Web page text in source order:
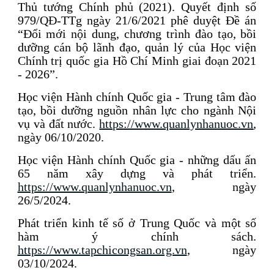
Thủ tướng Chính phủ (2021). Quyết định số
979/QĐ-TTg ngày 21/6/2021 phê duyệt Đề án
“Đổi mới nội dung, chương trình đào tạo, bồi
dưỡng cán bộ lãnh đạo, quản lý của Học viện
Chính trị quốc gia Hồ Chí Minh giai đoạn 2021
- 2026”.
Học viện Hành chính Quốc gia - Trung tâm đào
tạo, bồi dưỡng nguồn nhân lực cho ngành Nội
vụ và đất nước.https://www.quanlynhanuoc.vn,
ngày 06/10/2020.
Học viện Hành chính Quốc gia - những dấu ấn
65 năm xây dựng và phát triển.
https://www.quanlynhanuoc.vn, ngày
26/5/2024.
Phát triển kinh tế số ở Trung Quốc và một số
hàm ý chính sách.
https://www.tapchicongsan.org.vn, ngày
03/10/2024.